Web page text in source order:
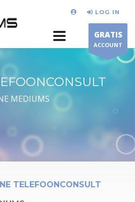
LOG IN
GRATIS
ACCOUNT
MEDIUMS
TELEFOONCONSULT